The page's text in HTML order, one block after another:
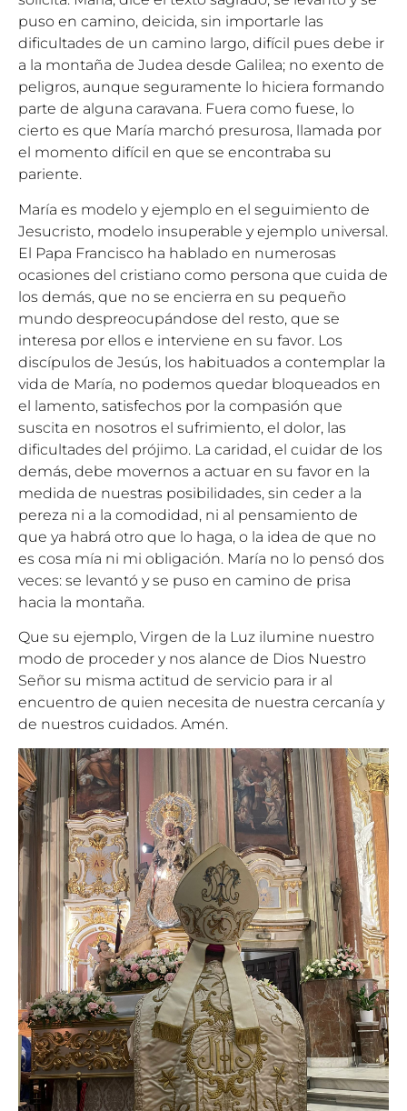
puso en camino, deicida, sin importarle las
dificultades de un camino largo, difícil pues debe ir
a la montaña de Judea desde Galilea; no exento de
peligros, aunque seguramente lo hiciera formando
parte de alguna caravana. Fuera como fuese, lo
cierto es que María marchó presurosa, llamada por
el momento difícil en que se encontraba su
pariente.
María es modelo y ejemplo en el seguimiento de
Jesucristo, modelo insuperable y ejemplo universal.
El Papa Francisco ha hablado en numerosas
ocasiones del cristiano como persona que cuida de
los demás, que no se encierra en su pequeño
mundo despreocupándose del resto, que se
interesa por ellos e interviene en su favor. Los
discípulos de Jesús, los habituados a contemplar la
vida de María, no podemos quedar bloqueados en
el lamento, satisfechos por la compasión que
suscita en nosotros el sufrimiento, el dolor, las
dificultades del prójimo. La caridad, el cuidar de los
demás, debe movernos a actuar en su favor en la
medida de nuestras posibilidades, sin ceder a la
pereza ni a la comodidad, ni al pensamiento de
que ya habrá otro que lo haga, o la idea de que no
es cosa mía ni mi obligación. María no lo pensó dos
veces: se levantó y se puso en camino de prisa
hacia la montaña.
Que su ejemplo, Virgen de la Luz ilumine nuestro
modo de proceder y nos alance de Dios Nuestro
Señor su misma actitud de servicio para ir al
encuentro de quien necesita de nuestra cercanía y
de nuestros cuidados. Amén.